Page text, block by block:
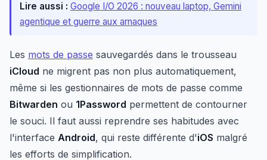
Lire aussi : Google I/O 2026 : nouveau laptop, Gemini
agentique et guerre aux arnaques
Les mots de passe sauvegardés dans le trousseau
iCloud ne migrent pas non plus automatiquement,
même si les gestionnaires de mots de passe comme
Bitwarden ou 1Password permettent de contourner
le souci. Il faut aussi reprendre ses habitudes avec
l'interface Android, qui reste différente d'iOS malgré
les efforts de simplification.